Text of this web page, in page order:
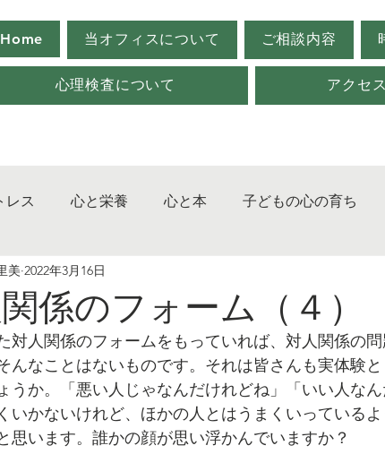
Home 当オフィスについて ご相談内容
心理検査について アクセス
レス 心と栄養 心と本 子どもの心の育ち
心のマネージメント
係のフォーム（４）
美 2022年3月16日
対人関係のフォームをもっていれば、対人関係の問
んなことはないものです。それは皆さんも実体験
うか。「悪い人じゃなんだけれどね」「いい人な
いかないけれど、ほかの人とはうまくいっている
思います。誰かの顔が思い浮かんでいますか？